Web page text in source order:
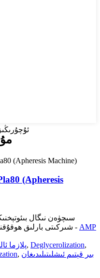
شىركىتى بارلىق - AMP
پلازما, Deglycerolization,
, بىر قېتىم ئىشلىتىلىدىغان